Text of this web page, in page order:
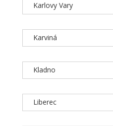
Karlovy Vary
Karviná
Kladno
Liberec